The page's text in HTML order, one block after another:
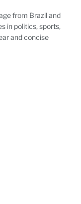
from Brazil and
in politics, sports,
and concise